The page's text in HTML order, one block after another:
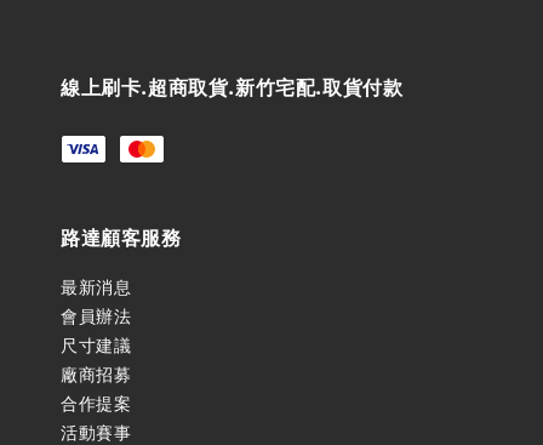
線上刷卡.超商取貨.新竹宅配.取貨付款
路達顧客服務
最新消息
會員辦法
尺寸建議
廠商招募
合作提案
活動賽事